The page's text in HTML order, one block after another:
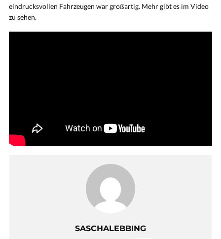
eindrucksvollen Fahrzeugen war großartig. Mehr gibt es im Video
zu sehen.
SASCHALEBBING